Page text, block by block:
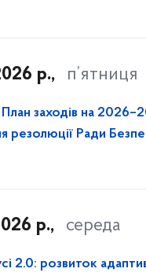
р., п’ятниця
заходів на
резолюції Ради
р., середа
2.0: розвиток